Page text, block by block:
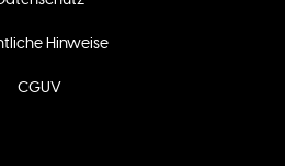
Hinweise
CGUV